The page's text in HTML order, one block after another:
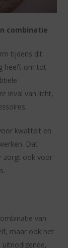
combinatie
tijdens dit
heeft om tot
inval van licht,
kwaliteit en
Dat
zorgt ook voor
van
maar ook het